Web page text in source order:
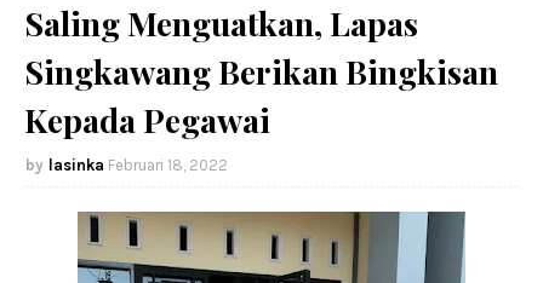
Saling Menguatkan, Lapas
Singkawang Berikan Bingkisan
Kepada Pegawai
lasinka Februari 18, 2022